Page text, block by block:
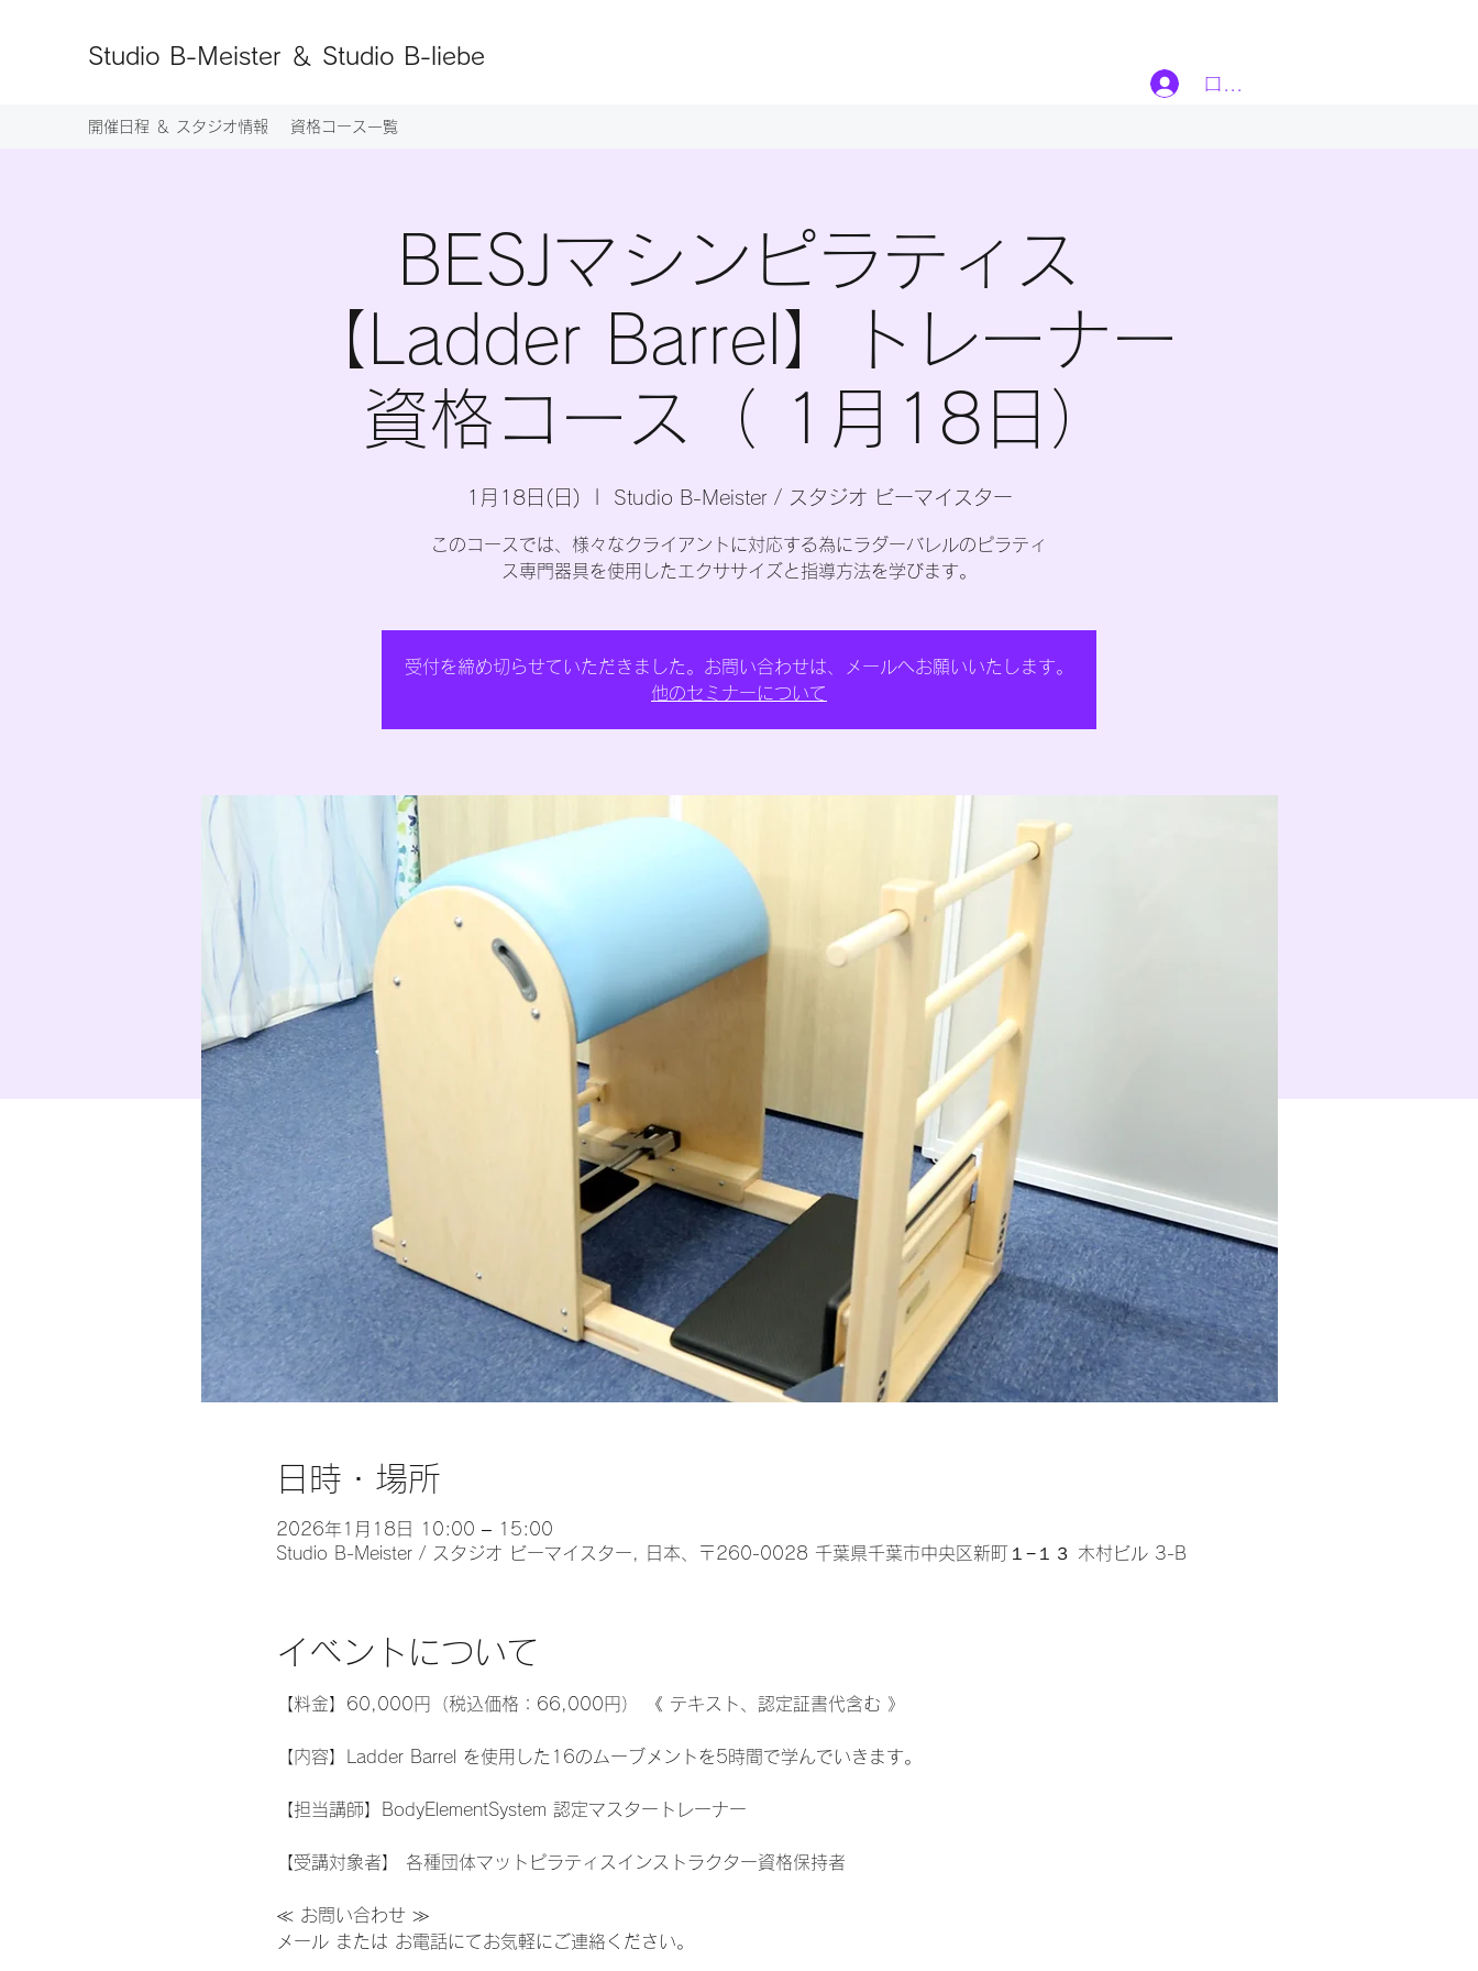
Studio B-Meister ＆ Studio B-liebe
開催日程 ＆ スタジオ情報 資格コース一覧
ログイン
​BESJマシンピラティス
【Ladder Barrel】トレーナー
資格コース（ 1月18日）
1月18日(日) Studio B-Meister / スタジオ ビーマイスター
このコースでは、様々なクライアントに対応する為にラダーバレルのピラティ
ス専門器具を使用したエクササイズと指導方法を学びます。
受付を締め切らせていただきました。お問い合わせは、メールへお願いいたします。
他のセミナーについて
日時・場所
2026年1月18日 10:00 – 15:00
Studio B-Meister / スタジオ ビーマイスター, 日本、〒260-0028 千葉県千葉市中央区新町１−１３ 木村ビル 3-B
イベントについて
【料金】60,000円（税込価格：66,000円） 《 テキスト、認定証書代含む 》
【内容】Ladder Barrel を使用した16のムーブメントを5時間で学んでいきます。
【担当講師】BodyElementSystem 認定マスタートレーナー
【受講対象者】 各種団体マットピラティスインストラクター資格保持者
≪ お問い合わせ ≫
メール または お電話にてお気軽にご連絡ください。